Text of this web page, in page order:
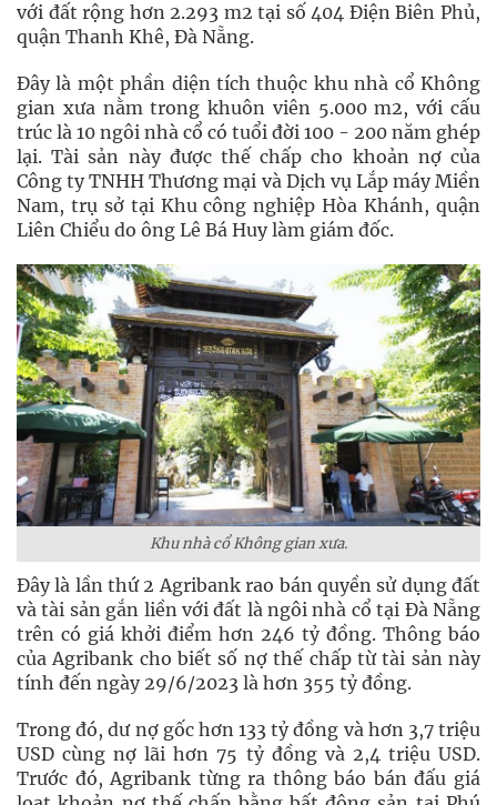
với đất rộng hơn 2.293 m2 tại số 404 Điện Biên Phủ,
quận Thanh Khê, Đà Nẵng.
Đây là một phần diện tích thuộc khu nhà cổ Không
gian xưa nằm trong khuôn viên 5.000 m2, với cấu
trúc là 10 ngôi nhà cổ có tuổi đời 100 - 200 năm ghép
lại. Tài sản này được thế chấp cho khoản nợ của
Công ty TNHH Thương mại và Dịch vụ Lắp máy Miền
Nam, trụ sở tại Khu công nghiệp Hòa Khánh, quận
Liên Chiểu do ông Lê Bá Huy làm giám đốc.
Khu nhà cổ Không gian xưa.
Đây là lần thứ 2 Agribank rao bán quyền sử dụng đất
và tài sản gắn liền với đất là ngôi nhà cổ tại Đà Nẵng
trên có giá khởi điểm hơn 246 tỷ đồng. Thông báo
của Agribank cho biết số nợ thế chấp từ tài sản này
tính đến ngày 29/6/2023 là hơn 355 tỷ đồng.
Trong đó, dư nợ gốc hơn 133 tỷ đồng và hơn 3,7 triệu
USD cùng nợ lãi hơn 75 tỷ đồng và 2,4 triệu USD.
Trước đó, Agribank từng ra thông báo bán đấu giá